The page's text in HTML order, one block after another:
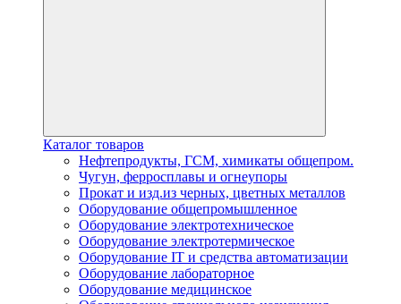
Каталог товаров
Нефтепродукты, ГСМ, химикаты общепром.
Чугун, ферросплавы и огнеупоры
Прокат и изд.из черных, цветных металлов
Оборудование общепромышленное
Оборудование электротехническое
Оборудование электротермическое
Оборудование IT и средства автоматизации
Оборудование лабораторное
Оборудование медицинское